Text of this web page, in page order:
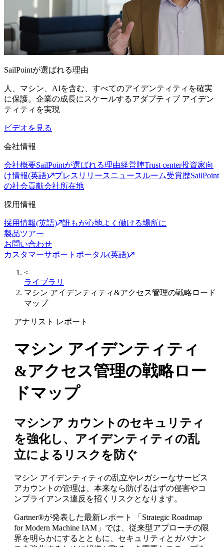
SailPointが選ばれる理由
人、マシン、AIを含む、すべてのアイデンティティを確実
に保護。企業の成長にスケールするアダプティブ アイデン
ティティを実現
ビデオを見る
会社情報
会社概要SailPointが選ばれる理由経営陣Trust center投資家向
け情報(英語)
プレスリリースニュースルーム受賞歴SailPoint
の社会貢献会社所在地
採用情報
採用情報(英語)
誰もが心地よく働ける場所に
製品ツアー
お問い合わせ
カスタマーサポートポータル(英語)
<
ライブラリ
マシン アイデンティティ&アクセス管理の戦略ロード
マップ
アナリスト レポート
マシン アイデンティティ
&アクセス管理の戦略ロー
ドマップ
マシンア カウントのセキュリティ
を強化し、アイデンティティの乱
立によるリスクを防ぐ
マシン アイデンティティの乱立やレガシーなサービス
アカウントの管理は、本来なら防げるはずの侵害やコ
ンプライアンス違反を招くリスクとなります。
Gartner®が発表した最新レポート 「Strategic Roadmap
for Modern Machine IAM」では、従来型アプローチの限
界を明らかにするとともに、セキュリティとガバナン